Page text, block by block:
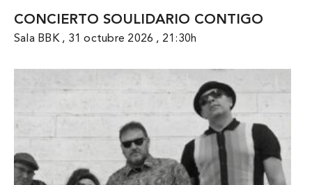
CONCIERTO SOULIDARIO CONTIGO
Sala BBK , 31 octubre 2026 , 21:30h